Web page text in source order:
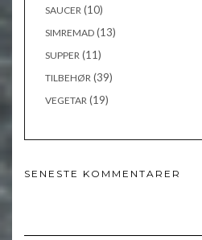
SAUCER (10)
SIMREMAD (13)
SUPPER (11)
TILBEHØR (39)
VEGETAR (19)
SENESTE KOMMENTARER